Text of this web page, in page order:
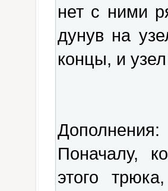
нет с ними
дунув на
концы, и
Дополнения:
Поначалу,
этого